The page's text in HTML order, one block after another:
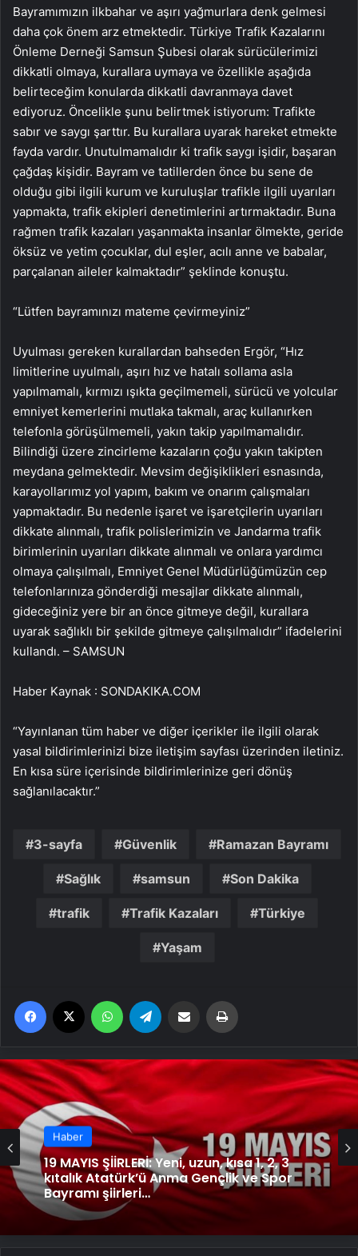
Bayramımızın ilkbahar ve aşırı yağmurlara denk gelmesi
daha çok önem arz etmektedir. Türkiye Trafik Kazalarını
Önleme Derneği Samsun Şubesi olarak sürücülerimizi
dikkatli olmaya, kurallara uymaya ve özellikle aşağıda
belirteceğim konularda dikkatli davranmaya davet
ediyoruz. Öncelikle şunu belirtmek istiyorum: Trafikte
sabır ve saygı şarttır. Bu kurallara uyarak hareket etmekte
fayda vardır. Unutulmamalıdır ki trafik saygı işidir, başaran
çağdaş kişidir. Bayram ve tatillerden önce bu sene de
olduğu gibi ilgili kurum ve kuruluşlar trafikle ilgili uyarıları
yapmakta, trafik ekipleri denetimlerini artırmaktadır. Buna
rağmen trafik kazaları yaşanmakta insanlar ölmekte, geride
öksüz ve yetim çocuklar, dul eşler, acılı anne ve babalar,
parçalanan aileler kalmaktadır” şeklinde konuştu.
“Lütfen bayramınızı mateme çevirmeyiniz”
Uyulması gereken kurallardan bahseden Ergör, “Hız
limitlerine uyulmalı, aşırı hız ve hatalı sollama asla
yapılmamalı, kırmızı ışıkta geçilmemeli, sürücü ve yolcular
emniyet kemerlerini mutlaka takmalı, araç kullanırken
telefonla görüşülmemeli, yakın takip yapılmamalıdır.
Bilindiği üzere zincirleme kazaların çoğu yakın takipten
meydana gelmektedir. Mevsim değişiklikleri esnasında,
karayollarımız yol yapım, bakım ve onarım çalışmaları
yapmaktadır. Bu nedenle işaret ve işaretçilerin uyarıları
dikkate alınmalı, trafik polislerimizin ve Jandarma trafik
birimlerinin uyarıları dikkate alınmalı ve onlara yardımcı
olmaya çalışılmalı, Emniyet Genel Müdürlüğümüzün cep
telefonlarınıza gönderdiği mesajlar dikkate alınmalı,
gideceğiniz yere bir an önce gitmeye değil, kurallara
uyarak sağlıklı bir şekilde gitmeye çalışılmalıdır” ifadelerini
kullandı. – SAMSUN
Haber Kaynak : SONDAKIKA.COM
“Yayınlanan tüm haber ve diğer içerikler ile ilgili olarak
yasal bildirimlerinizi bize iletişim sayfası üzerinden iletiniz.
En kısa süre içerisinde bildirimlerinize geri dönüş
sağlanılacaktır.”
3-sayfa Güvenlik Ramazan Bayramı
Sağlık samsun Son Dakika
trafik Trafik Kazaları Türkiye
Yaşam
Facebook WhatsApp Email'den paylaş
Haber
19 MAYIS ŞİİRLERİ: Yeni, uzun, kısa 1, 2, 3
kıtalık Atatürk’ü Anma Gençlik ve Spor
Bayramı şiirleri…